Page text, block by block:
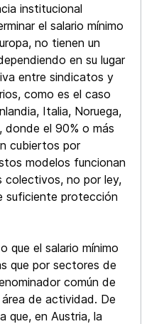
institucional
el salario mínimo
no tienen un
en su lugar
entre sindicatos y
como es el caso
Italia, Noruega,
donde el 90% o más
cubiertos por
modelos funcionan
no por ley,
suficiente protección
que el salario mínimo
que por sectores de
común de
de actividad. De
que, en Austria, la